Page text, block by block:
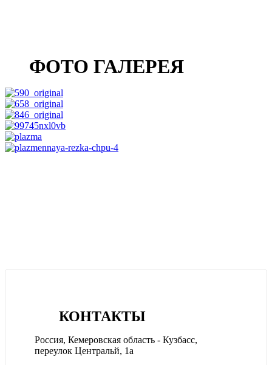
ФОТО ГАЛЕРЕЯ
КОНТАКТЫ
Россия, Кемеровская область - Кузбасс,
переулок Центральй, 1а